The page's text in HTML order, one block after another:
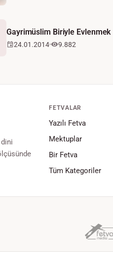
Gayrimüslim Biriyle Evlenmek
24.01.2014 9.882
FETVALAR
Yazılı Fetva
Mektuplar
Bir Fetva
Tüm Kategoriler